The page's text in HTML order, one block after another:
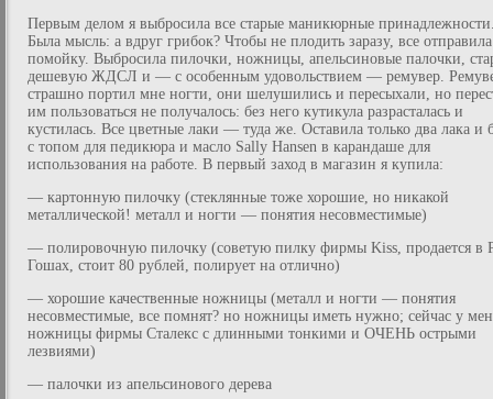
Первым делом я выбросила все старые маникюрные
Была мысль: а вдруг грибок? Чтобы не плодить заразу, все
помойку. Выбросила пилочки, ножницы, апельсиновые палочки,
дешевую ЖДСЛ и — с особенным удовольствием — ремувер.
страшно портил мне ногти, они шелушились и пересыхали, но
им пользоваться не получалось: без него кутикула разрасталась и
кустилась. Все цветные лаки — туда же. Оставила только два лака и
с топом для педикюра и масло Sally Hansen в карандаше для
использования на работе. В первый заход в магазин я купила:
— картонную пилочку (стеклянные тоже хорошие, но никакой
металлической! металл и ногти — понятия несовместимые)
— полировочную пилочку (советую пилку фирмы Kiss, продается в
Гошах, стоит 80 рублей, полирует на отлично)
— хорошие качественные ножницы (металл и ногти — понятия
несовместимые, все помнят? но ножницы иметь нужно; сейчас у
ножницы фирмы Сталекс с длинными тонкими и ОЧЕНЬ острыми
лезвиями)
— палочки из апельсинового дерева